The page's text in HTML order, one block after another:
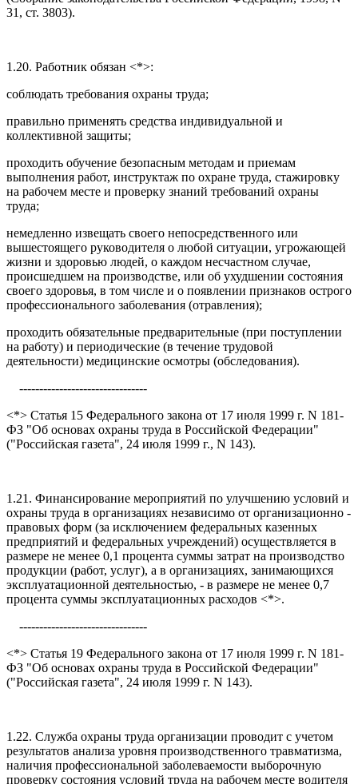
31, ст. 3803).
1.20. Работник обязан <*>:
соблюдать требования охраны труда;
правильно применять средства индивидуальной и
коллективной защиты;
проходить обучение безопасным методам и приемам
выполнения работ, инструктаж по охране труда, стажировку
на рабочем месте и проверку знаний требований охраны
труда;
немедленно извещать своего непосредственного или
вышестоящего руководителя о любой ситуации, угрожающей
жизни и здоровью людей, о каждом несчастном случае,
происшедшем на производстве, или об ухудшении состояния
своего здоровья, в том числе и о появлении признаков острого
профессионального заболевания (отравления);
проходить обязательные предварительные (при поступлении
на работу) и периодические (в течение трудовой
деятельности) медицинские осмотры (обследования).
--------------------------------
<*> Статья 15 Федерального закона от 17 июля 1999 г. N 181-
ФЗ "Об основах охраны труда в Российской Федерации"
("Российская газета", 24 июля 1999 г., N 143).
1.21. Финансирование мероприятий по улучшению условий и
охраны труда в организациях независимо от организационно -
правовых форм (за исключением федеральных казенных
предприятий и федеральных учреждений) осуществляется в
размере не менее 0,1 процента суммы затрат на производство
продукции (работ, услуг), а в организациях, занимающихся
эксплуатационной деятельностью, - в размере не менее 0,7
процента суммы эксплуатационных расходов <*>.
--------------------------------
<*> Статья 19 Федерального закона от 17 июля 1999 г. N 181-
ФЗ "Об основах охраны труда в Российской Федерации"
("Российская газета", 24 июля 1999 г. N 143).
1.22. Служба охраны труда организации проводит с учетом
результатов анализа уровня производственного травматизма,
наличия профессиональной заболеваемости выборочную
проверку состояния условий труда на рабочем месте водителя